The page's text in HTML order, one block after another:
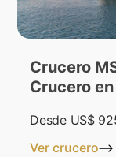
Crucero
Crucero
Desde US$
Ver crucero